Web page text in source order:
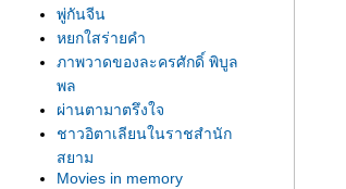
พู่กันจีน
หยกใสร่ายคำ
ภาพวาดของละครศักดิ์ พิบูล
พล
ผ่านตามาตรึงใจ
ชาวอิตาเลียนในราชสำนัก
สยาม
Movies in memory